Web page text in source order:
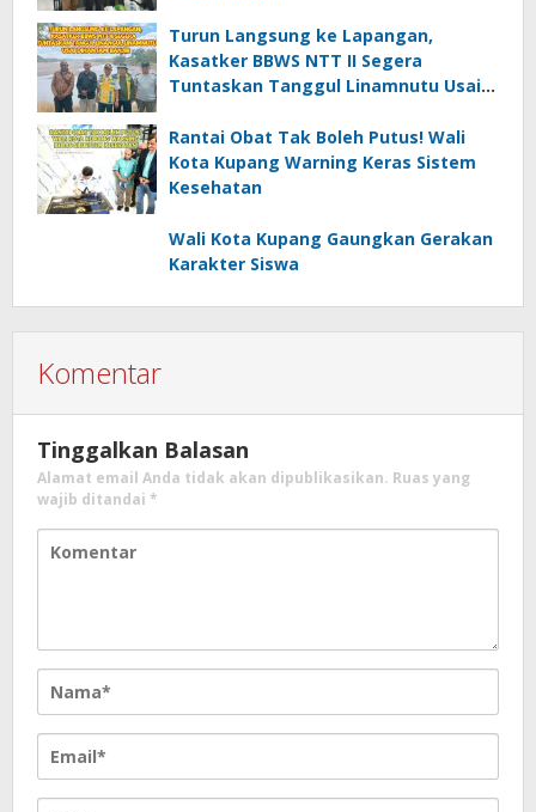
Turun Langsung ke Lapangan,
Kasatker BBWS NTT II Segera
Tuntaskan Tanggul Linamnutu Usai
Rantai Obat Tak Boleh Putus! Wali
Kota Kupang Warning Keras Sistem
Kesehatan
Wali Kota Kupang Gaungkan Gerakan
Karakter Siswa
Komentar
Tinggalkan Balasan
Alamat email Anda tidak akan dipublikasikan. Ruas yang
wajib ditandai *